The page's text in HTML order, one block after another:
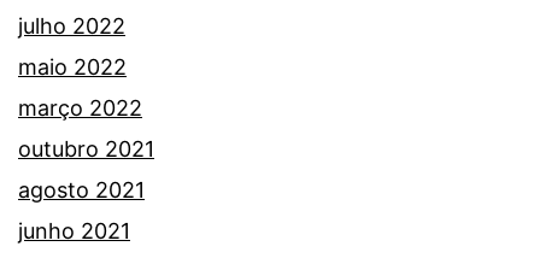
julho 2022
maio 2022
março 2022
outubro 2021
agosto 2021
junho 2021